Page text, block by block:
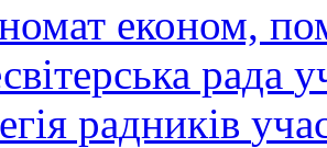
економ,
рада
радників